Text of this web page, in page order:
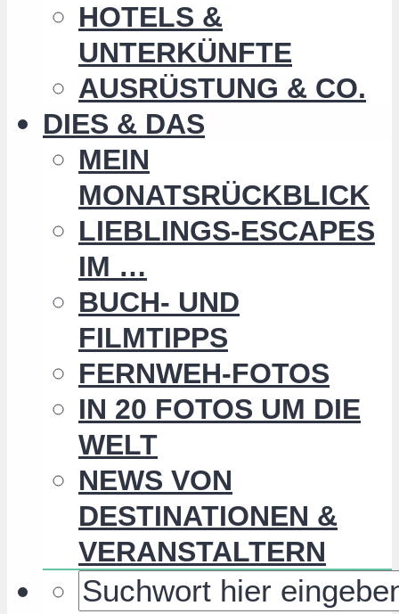
HOTELS &
UNTERKÜNFTE
AUSRÜSTUNG & CO.
DIES & DAS
MEIN
MONATSRÜCKBLICK
LIEBLINGS-ESCAPES
IM …
BUCH- UND
FILMTIPPS
FERNWEH-FOTOS
IN 20 FOTOS UM DIE
WELT
NEWS VON
DESTINATIONEN &
VERANSTALTERN